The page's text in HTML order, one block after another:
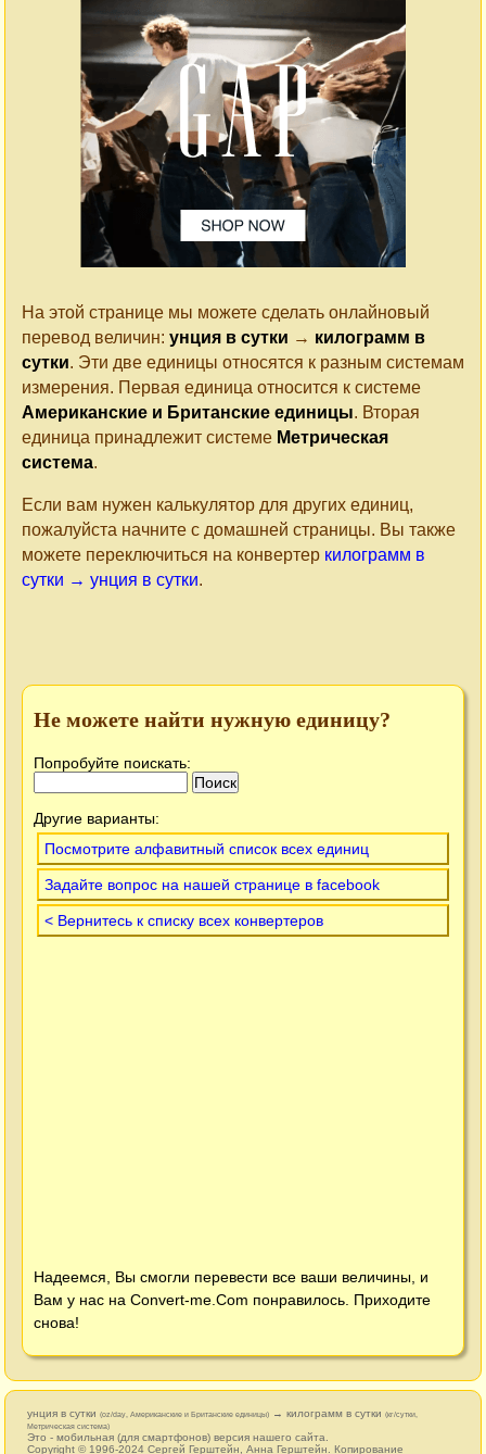
На этой странице мы можете сделать онлайновый
перевод величин: унция в сутки → килограмм в
сутки. Эти две единицы относятся к разным системам
измерения. Первая единица относится к системе
Американские и Британские единицы. Вторая
единица принадлежит системе Метрическая
система.
Если вам нужен калькулятор для других единиц,
пожалуйста начните с домашней страницы. Вы также
можете переключиться на конвертер килограмм в
сутки → унция в сутки.
Не можете найти нужную единицу?
Попробуйте поискать:
Другие варианты:
Посмотрите алфавитный список всех единиц
Задайте вопрос на нашей странице в facebook
< Вернитесь к списку всех конвертеров
Надеемся, Вы смогли перевести все ваши величины, и
Вам у нас на Convert-me.Com понравилось. Приходите
снова!
унция в сутки (oz/day, Американские и Британские единицы) → килограмм в сутки (кг/сутки,
Метрическая система)
Это - мобильная (для смартфонов) версия нашего сайта.
Copyright © 1996-2024 Сергей Герштейн Анна Герштейн . Копирование